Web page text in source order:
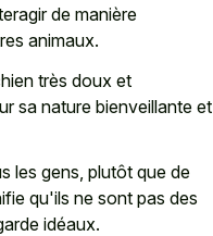
de manière
animaux.
très doux et
sa nature bienveillante et
les gens, plutôt que de
qu'ils ne sont pas des
idéaux.